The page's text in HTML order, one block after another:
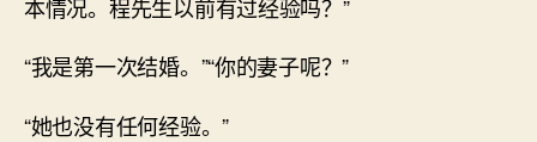
本情况。程先生以前有过经验吗？”
“我是第一次结婚。”“你的妻子呢？”
“她也没有任何经验。”